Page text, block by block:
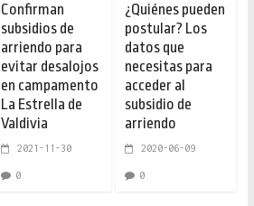
Confirman
subsidios de
arriendo para
evitar desalojos
en campamento
La Estrella de
Valdivia
2021-11-30
0
¿Quiénes pueden
postular? Los
datos que
necesitas para
acceder al
subsidio de
arriendo
2020-06-09
0